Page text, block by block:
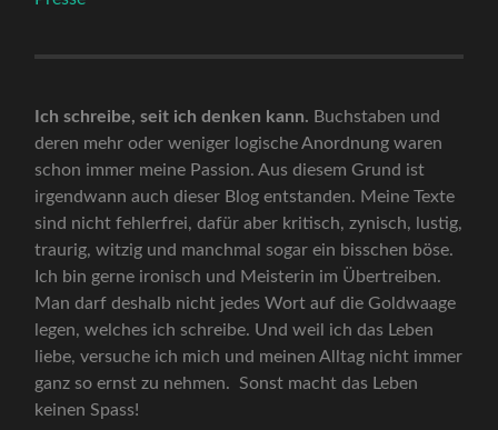
Ich schreibe, seit ich denken kann. Buchstaben und
deren mehr oder weniger logische Anordnung waren
schon immer meine Passion. Aus diesem Grund ist
irgendwann auch dieser Blog entstanden. Meine Texte
sind nicht fehlerfrei, dafür aber kritisch, zynisch, lustig,
traurig, witzig und manchmal sogar ein bisschen böse.
Ich bin gerne ironisch und Meisterin im Übertreiben.
Man darf deshalb nicht jedes Wort auf die Goldwaage
legen, welches ich schreibe. Und weil ich das Leben
liebe, versuche ich mich und meinen Alltag nicht immer
ganz so ernst zu nehmen. Sonst macht das Leben
keinen Spass!